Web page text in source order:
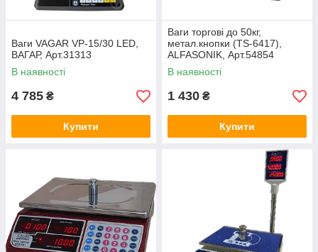
Ваги VAGAR VP-15/30 LED,
ВАГАР, Арт.31313
В наявності
4 785 ₴
Купити
Ваги торгові до 50кг,
метал.кнопки (TS-6417),
ALFASONIK, Арт.54854
В наявності
1 430 ₴
Купити